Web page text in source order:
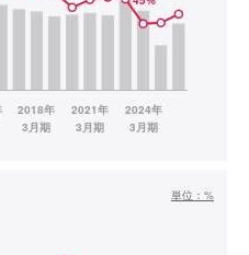
単位： %